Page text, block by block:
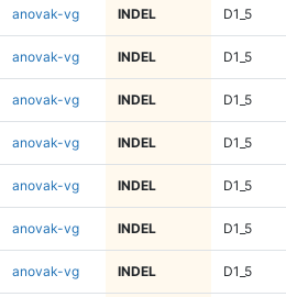
anovak-vg INDEL D1_5
anovak-vg INDEL D1_5
anovak-vg INDEL D1_5
anovak-vg INDEL D1_5
anovak-vg INDEL D1_5
anovak-vg INDEL D1_5
anovak-vg INDEL D1_5